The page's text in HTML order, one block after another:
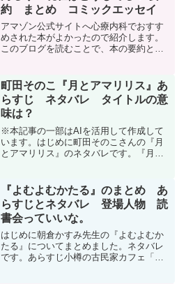
約 まとめ コミックエッセイ
アマゾン公式サイトへ心療内科でおすす
めされた本がよかったので紹介します。
このブログを読むことで、本の要約と作
ォー女性がある日突然癌を告知されると
ころから物語が始まります...
町田そのこ『月とアマリリス』あ
らすじ ネタバレ タイトルの意
味は？
※本記事の一部はAIを活用して作成して
います。はじめに町田そのこさんの『月
とアマリリス』のネタバレです。『月と
マリリス』は、2025年2月27日に小学館
から刊行された...
『よむよむかたる』のまとめ あ
らすじとネタバレ 登場人物 読
書会っていいな。
はじめに朝倉かすみ先生の『よむよむか
たる』についてまとめました。ネタバレ
です。あらすじ小樽の古民家カフェ「喫